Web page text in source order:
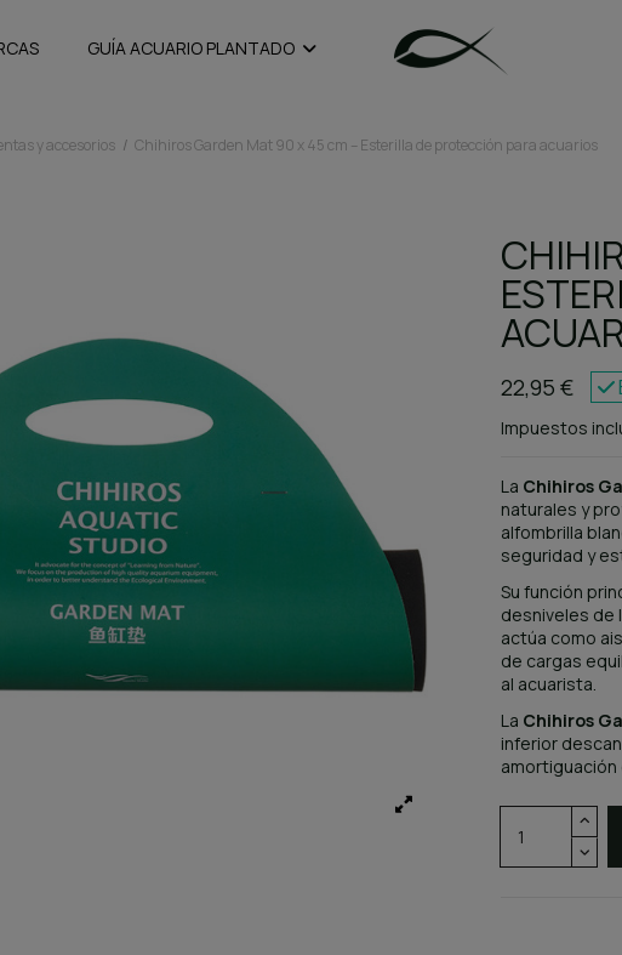
GUÍA ACUARIO PLANTADO
y accesorios Chihiros Garden Mat 90 x 45 cm – Esterilla de protección para acuarios
22,95 €
Impuestos
La Chihiros
naturales y
alfombrilla
seguridad y
Su función
desniveles de
actúa como
de cargas
al acuarista.
La Chihiros
inferior